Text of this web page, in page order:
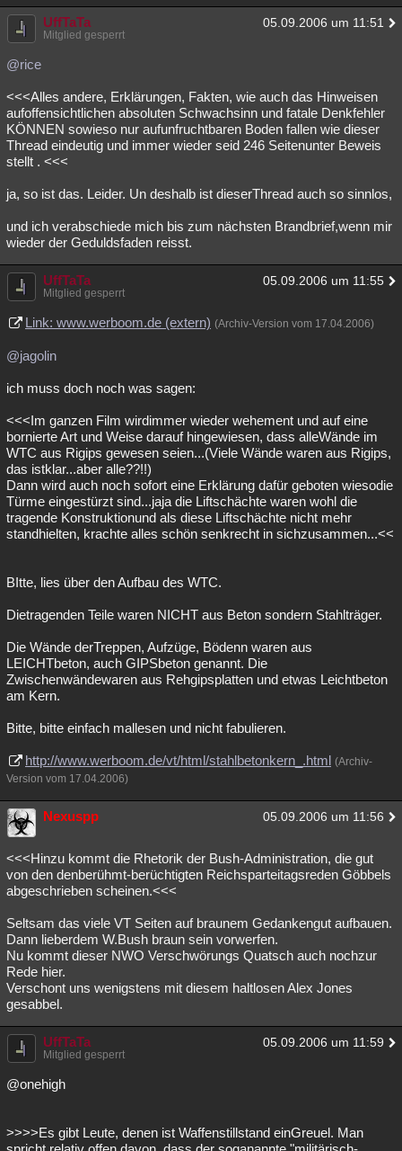
UffTaTa 05.09.2006 um 11:51
Mitglied gesperrt
@rice
<<<Alles andere, Erklärungen, Fakten, wie auch das Hinweisen
aufoffensichtlichen absoluten Schwachsinn und fatale Denkfehler
KÖNNEN sowieso nur aufunfruchtbaren Boden fallen wie dieser
Thread eindeutig und immer wieder seid 246 Seitenunter Beweis
stellt . <<<
ja, so ist das. Leider. Un deshalb ist dieserThread auch so sinnlos,
und ich verabschiede mich bis zum nächsten Brandbrief,wenn mir
wieder der Geduldsfaden reisst.
UffTaTa 05.09.2006 um 11:55
Mitglied gesperrt
Link: www.werboom.de (extern) (Archiv-Version vom 17.04.2006)
@jagolin
ich muss doch noch was sagen:
<<<Im ganzen Film wirdimmer wieder wehement und auf eine
bornierte Art und Weise darauf hingewiesen, dass alleWände im
WTC aus Rigips gewesen seien...(Viele Wände waren aus Rigips,
das istklar...aber alle??!!)
Dann wird auch noch sofort eine Erklärung dafür geboten wiesodie
Türme eingestürzt sind...jaja die Liftschächte waren wohl die
tragende Konstruktionund als diese Liftschächte nicht mehr
standhielten, krachte alles schön senkrecht in sichzusammen...<<
BItte, lies über den Aufbau des WTC.
Dietragenden Teile waren NICHT aus Beton sondern Stahlträger.
Die Wände derTreppen, Aufzüge, Bödenn waren aus
LEICHTbeton, auch GIPSbeton genannt. Die
Zwischenwändewaren aus Rehgipsplatten und etwas Leichtbeton
am Kern.
Bitte, bitte einfach mallesen und nicht fabulieren.
http://www.werboom.de/vt/html/stahlbetonkern_.html (Archiv-
Version vom 17.04.2006)
Nexuspp 05.09.2006 um 11:56
<<<Hinzu kommt die Rhetorik der Bush-Administration, die gut
von den denberühmt-berüchtigten Reichsparteitagsreden Göbbels
abgeschrieben scheinen.<<<
Seltsam das viele VT Seiten auf braunem Gedankengut aufbauen.
Dann lieberdem W.Bush braun sein vorwerfen.
Nu kommt dieser NWO Verschwörungs Quatsch auch nochzur
Rede hier.
Verschont uns wenigstens mit diesem haltlosen Alex Jones
gesabbel.
UffTaTa 05.09.2006 um 11:59
Mitglied gesperrt
@onehigh
>>>>Es gibt Leute, denen ist Waffenstillstand einGreuel. Man